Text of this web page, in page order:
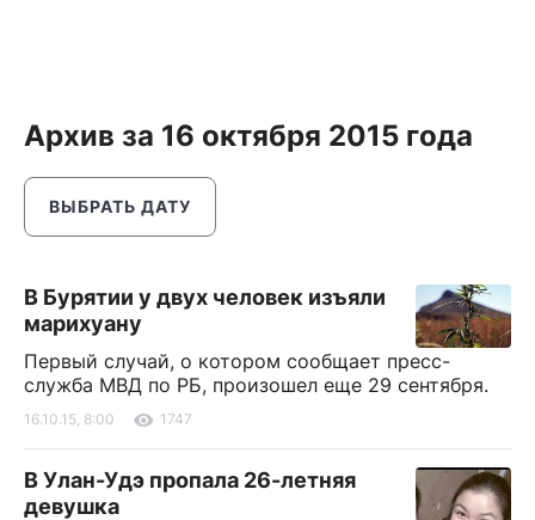
Архив за 16 октября 2015 года
ВЫБРАТЬ ДАТУ
В Бурятии у двух человек изъяли
марихуану
Первый случай, о котором сообщает пресс-
служба МВД по РБ, произошел еще 29 сентября.
16.10.15, 8:00 1747
В Улан-Удэ пропала 26-летняя
девушка